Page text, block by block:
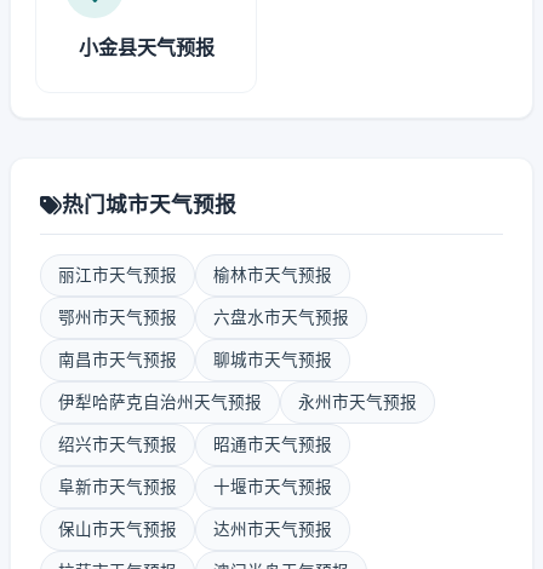
小金县天气预报
热门城市天气预报
丽江市天气预报 榆林市天气预报
鄂州市天气预报 六盘水市天气预报
南昌市天气预报 聊城市天气预报
伊犁哈萨克自治州天气预报 永州市天气预报
绍兴市天气预报 昭通市天气预报
阜新市天气预报 十堰市天气预报
保山市天气预报 达州市天气预报